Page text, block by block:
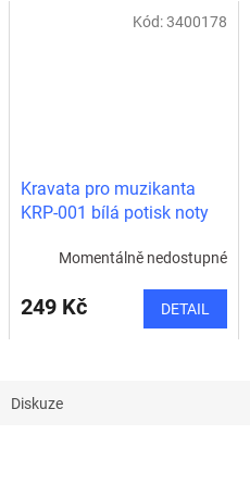
Kravata pro muzikanta
KRP-001 bílá potisk noty
Momentálně nedostupné
249 Kč DETAIL
Kód:3400178
Diskuze